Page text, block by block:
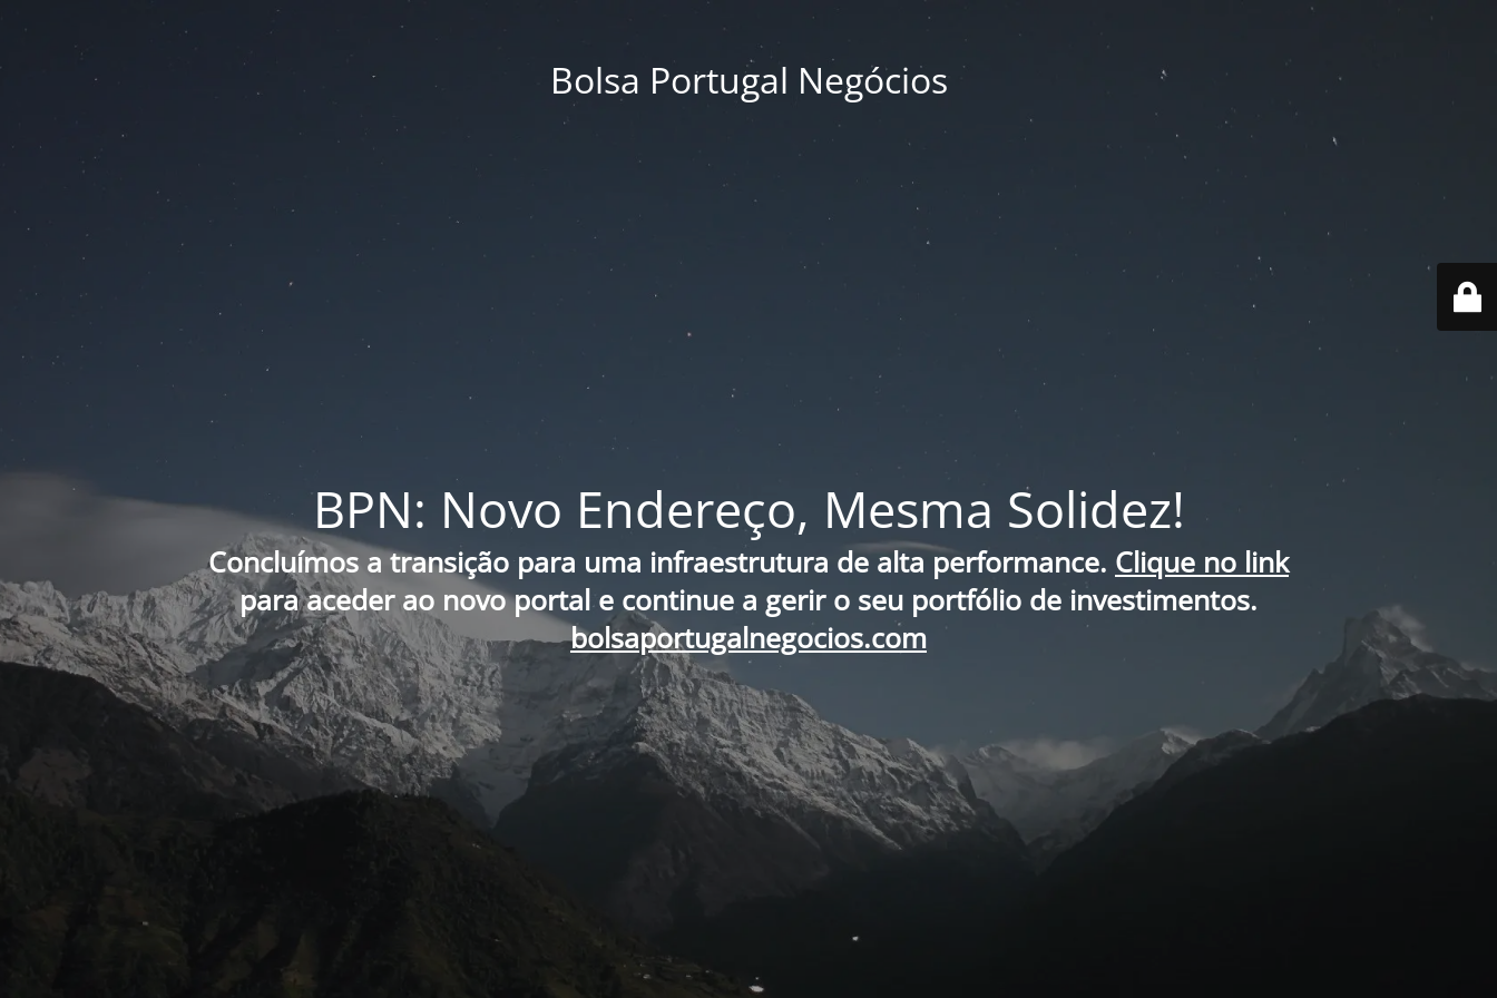
Bolsa Portugal Negócios
BPN: Novo Endereço, Mesma Solidez!
Concluímos a transição para uma infraestrutura de alta performance. Clique no link
para aceder ao novo portal e continue a gerir o seu portfólio de investimentos.
bolsaportugalnegocios.com